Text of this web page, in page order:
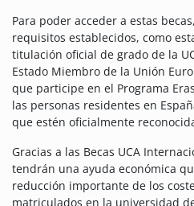
Para poder acceder a estas
requisitos establecidos, como
titulación oficial de grado de la
Estado Miembro de la Unión
que participe en el Programa
las personas residentes en
que estén oficialmente
Gracias a las Becas UCA
tendrán una ayuda económica
reducción importante de los
matriculados en la universidad